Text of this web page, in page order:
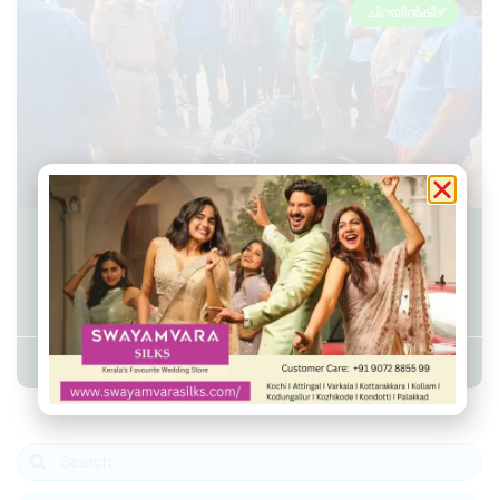
ചിറയിൻകീഴ്
മുതലപ്പൊഴിയിൽ അജ്ഞാത
മൃതദേഹം കണ്ടെത്തി.
Admin YS May 8, 2024 9:26 am